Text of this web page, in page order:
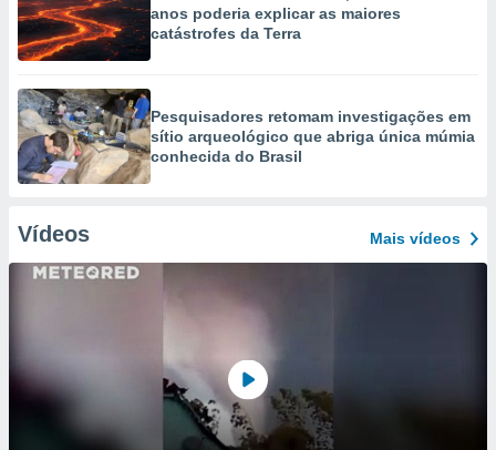
anos poderia explicar as maiores
catástrofes da Terra
Pesquisadores retomam investigações em
sítio arqueológico que abriga única múmia
conhecida do Brasil
Vídeos Mais vídeos